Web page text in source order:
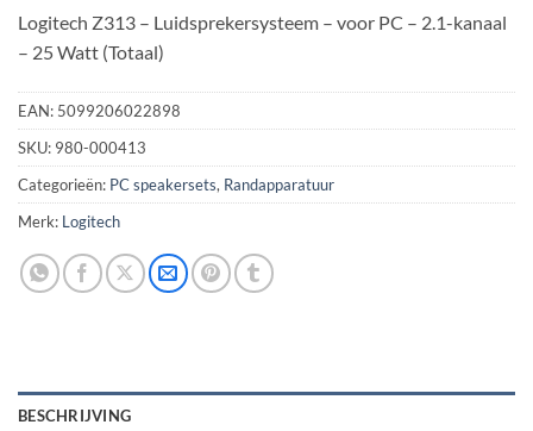
Logitech Z313 – Luidsprekersysteem – voor PC – 2.1-kanaal
– 25 Watt (Totaal)
EAN: 5099206022898
SKU: 980-000413
Categorieën: PC speakersets, Randapparatuur
Merk: Logitech
BESCHRIJVING